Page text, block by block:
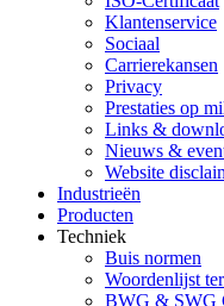
Klantenservice
Sociaal
Carrierekansen
Privacy
Prestaties op
Links &
Nieuws &
Website
Industrieën
Producten
Techniek
Buis normen
Woordenlijst
BWG & SWG